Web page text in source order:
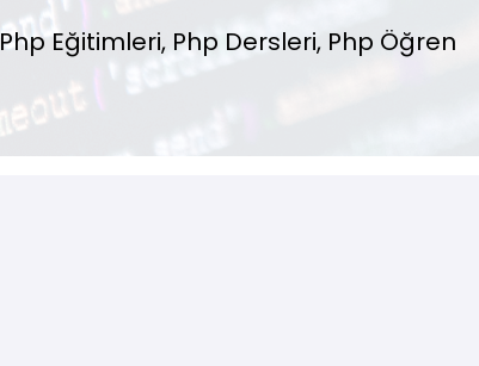
Php Eğitimleri, Php Dersleri, Php Öğren